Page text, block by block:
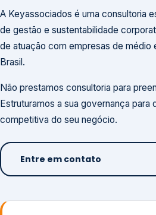
A Keyassociados é uma consultoria
de gestão e sustentabilidade
de atuação com empresas de médio
Brasil.
Não prestamos consultoria para
Estruturamos a sua governança para
competitiva do seu negócio.
Entre em contato